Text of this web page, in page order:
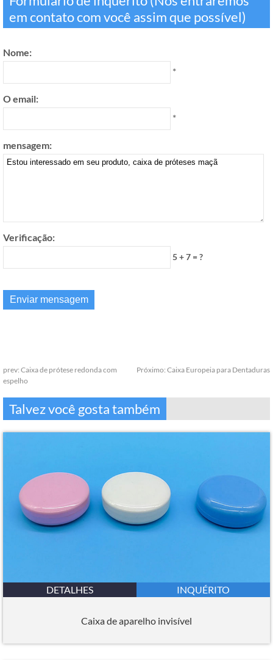
em contato com você assim que possível)
Nome:
*
O email:
*
mensagem:
Verificação:
5 + 7 = ?
prev: Caixa de prótese redonda com
espelho
Próximo: Caixa Europeia para Dentaduras
Talvez você gosta também
DETALHES INQUÉRITO
Caixa de aparelho invisível